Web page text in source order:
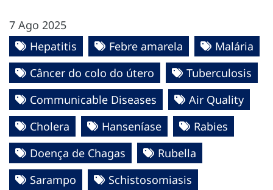
7 Ago 2025
Hepatitis
Febre amarela
Malária
Câncer do colo do útero
Tuberculosis
Communicable Diseases
Air Quality
Cholera
Hanseníase
Rabies
Doença de Chagas
Rubella
Sarampo
Schistosomiasis